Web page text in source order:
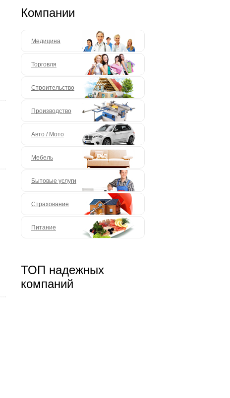
Компании
Медицина
Торговля
Строительство
Производство
Авто / Мото
Мебель
Бытовые услуги
Страхование
Питание
ТОП надежных
компаний